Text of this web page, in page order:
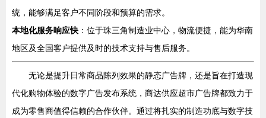
统，能够满足客户不同阶段和预算的需求。
本地化服务响应快 ：位于珠三角制造业中心，物流便捷，能为华南
地区及全国客户提供及时的技术支持与售后服务。
无论是提升日常商品陈列效果的静态广告牌，还是旨在打造现
代化购物体验的数字广告发布系统，商达供应超市广告牌都致力于
成为零售商值得信赖的合作伙伴。通过将扎实的制造功底与数字技